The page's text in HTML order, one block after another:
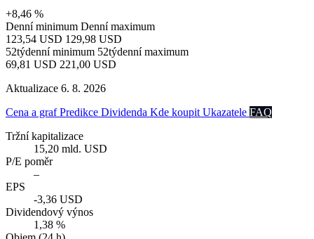
+8,46 %
Denní minimum Denní maximum
123,54 USD 129,98 USD
52týdenní minimum 52týdenní maximum
69,81 USD 221,00 USD
Aktualizace 6. 8. 2026
Cena a grafPredikce Dividenda Kde koupit Ukazatele FAQ
Tržní kapitalizace
15,20 mld. USD
P/E poměr
–
EPS
-3,36 USD
Dividendový výnos
1,38 %